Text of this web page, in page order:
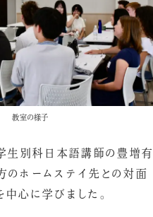
教室の様子
生別科日本語講師の豊増有
のホームステイ先との対面
心に学びました。